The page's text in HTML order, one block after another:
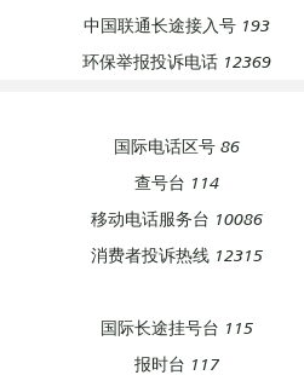
中国联通长途接入号 193
环保举报投诉电话 12369
国际电话区号 86
查号台 114
移动电话服务台 10086
消费者投诉热线 12315
国际长途挂号台 115
报时台 117